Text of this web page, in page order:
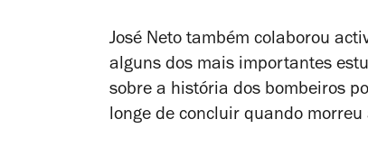
José Neto também colaborou
alguns dos mais importantes
sobre a história dos bombeiros
longe de concluir quando